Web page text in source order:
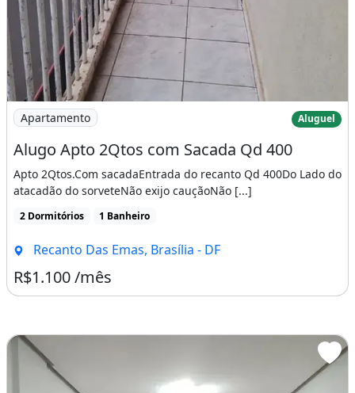
Imagem: Alugo Apto 2Qtos com Sacada Qd 400
Apartamento Aluguel
Alugo Apto 2Qtos com Sacada Qd 400
Apto 2Qtos.Com sacadaEntrada do recanto Qd 400Do Lado do
atacadão do sorveteNão exijo cauçãoNão [...]
2 Dormitórios 1 Banheiro
Recanto Das Emas, Brasília - DF
R$1.100 /mês